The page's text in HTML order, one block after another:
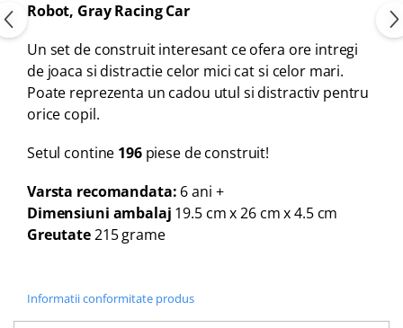
Robot, Gray Racing Car
Un set de construit interesant ce ofera ore intregi
de joaca si distractie celor mici cat si celor mari.
Poate reprezenta un cadou utul si distractiv pentru
orice copil.
Setul contine 196piese de construit!
Varsta recomandata: 6 ani +
Dimensiuni ambalaj 19.5 cm x 26 cm x 4.5 cm
Greutate215 grame
Informatii conformitate produs